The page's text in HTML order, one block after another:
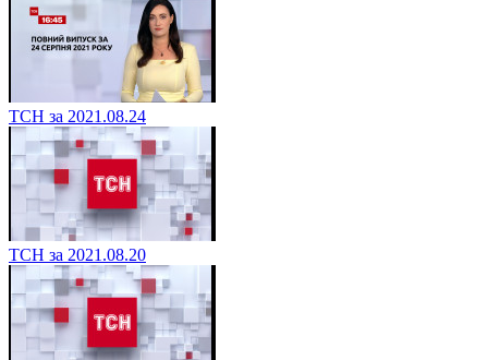
ТСН за 2021.08.24
ТСН за 2021.08.20